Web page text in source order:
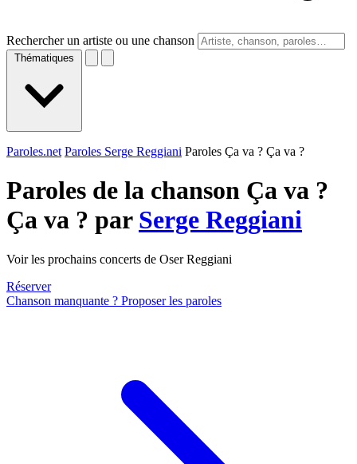
Rechercher un artiste ou une chanson
Thématiques
Paroles.net Paroles Serge Reggiani Paroles Ça va ? Ça va ?
Paroles de la chanson Ça va ?
Ça va ? par Serge Reggiani
Voir les prochains concerts de Oser Reggiani
Réserver
Chanson manquante ? Proposer les paroles